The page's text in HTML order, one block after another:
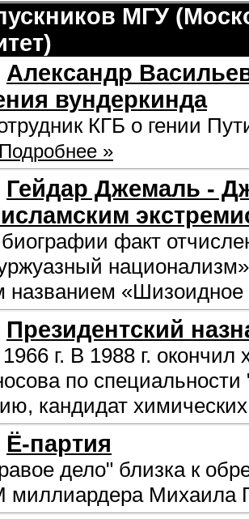
МГУ
Александр
вундеркинда
КГБ о гении
»
Гейдар Джемаль -
исламским
биографии факт
названием «Шизоидное
Президентский
г. В 1988 г.
по
кандидат
Ё-партия
дело" близка к
Михаила